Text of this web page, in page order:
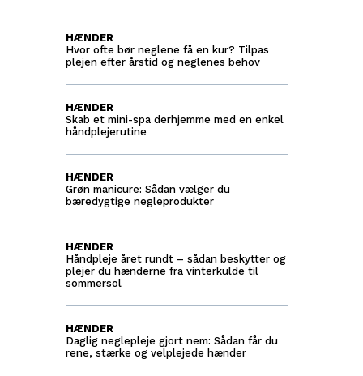
Hvor ofte bør neglene få en kur? Tilpas
plejen efter årstid og neglenes behov
HÆNDER
Skab et mini-spa derhjemme med en enkel
håndplejerutine
HÆNDER
Grøn manicure: Sådan vælger du
bæredygtige negleprodukter
HÆNDER
Håndpleje året rundt – sådan beskytter og
plejer du hænderne fra vinterkulde til
sommersol
HÆNDER
Daglig neglepleje gjort nem: Sådan får du
rene, stærke og velplejede hænder
HÆNDER